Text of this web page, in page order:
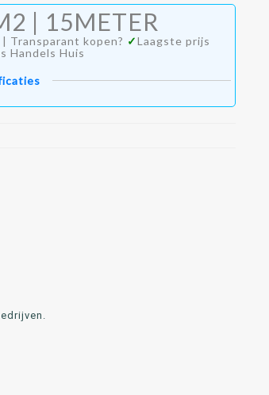
| 15METER
Transparant kopen? ✓Laagste prijs
Handels Huis